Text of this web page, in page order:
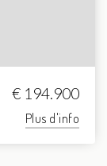
€ 194.900
Plus d'info